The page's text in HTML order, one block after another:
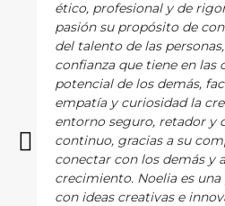
ético, profesional y de
pasión su propósito de
del talento de las
confianza que tiene en las
potencial de los demás,
empatía y curiosidad la
entorno seguro, retador y
continuo, gracias a su
conectar con los demás y
crecimiento. Noelia es
con ideas creativas e